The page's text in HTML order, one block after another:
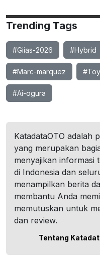
Trending Tags
#Giias-2026 #Hybrid
#Marc-marquez
#Ai-ogura
KatadataOTO adalah
yang merupakan
menyajikan informasi
di Indonesia dan
menampilkan berita
membantu Anda
memutuskan untuk
dan review.
Tentang